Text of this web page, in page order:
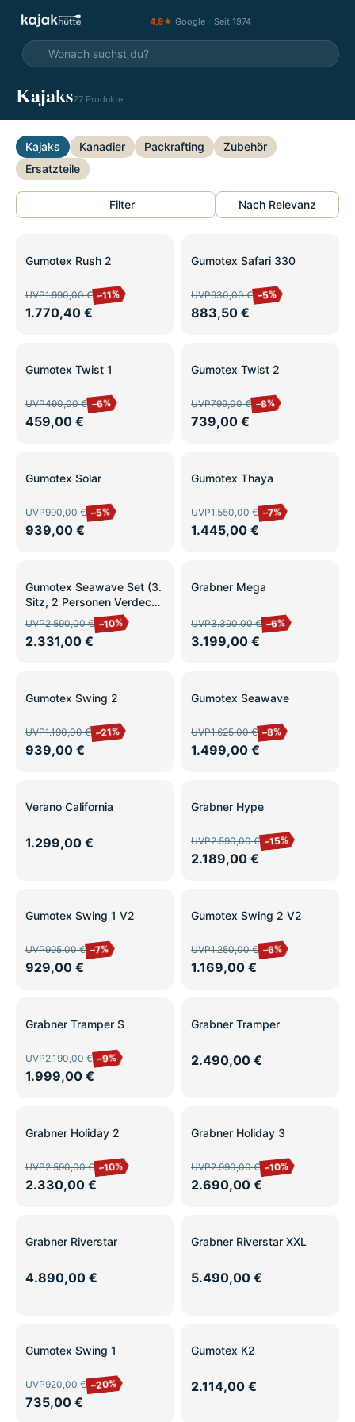
4,9★ Google · Seit 1974
Kajaks27 Produkte
Kajaks Kanadier Packrafting
Zubehör
Ersatzteile
Filter Nach Relevanz
SALE
Gumotex Rush 2
UVP1.990,00 € –11%
1.770,40 €
SALE
Gumotex Safari 330
UVP930,00 € –5%
883,50 €
SALE
Gumotex Twist 1
UVP490,00 € –6%
459,00 €
SALE
Gumotex Twist 2
UVP799,00 € –8%
739,00 €
SALE
Gumotex Solar
UVP990,00 € –5%
939,00 €
SALE
Gumotex Thaya
UVP1.550,00 € –7%
1.445,00 €
SALE
Gumotex Seawave Set (3.
Sitz, 2 Personen Verdeck,
Steueranlage, 2x Schürze)
UVP2.590,00 € –10%
2.331,00 €
SALE
Grabner Mega
UVP3.390,00 € –6%
3.199,00 €
SALE
Gumotex Swing 2
UVP1.190,00 € –21%
939,00 €
SALE
Gumotex Seawave
UVP1.625,00 € –8%
1.499,00 €
Verano California
1.299,00 €
SALE
Grabner Hype
UVP2.590,00 € –15%
2.189,00 €
SALE
Gumotex Swing 1 V2
UVP995,00 € –7%
929,00 €
SALE
Gumotex Swing 2 V2
UVP1.250,00 € –6%
1.169,00 €
SALE
Grabner Tramper S
UVP2.190,00 € –9%
1.999,00 €
Grabner Tramper
2.490,00 €
SALE
Grabner Holiday 2
UVP2.590,00 € –10%
2.330,00 €
SALE
Grabner Holiday 3
UVP2.990,00 € –10%
2.690,00 €
Grabner Riverstar
4.890,00 €
Grabner Riverstar XXL
5.490,00 €
SALE
Gumotex Swing 1
UVP920,00 € –20%
735,00 €
Gumotex K2
2.114,00 €